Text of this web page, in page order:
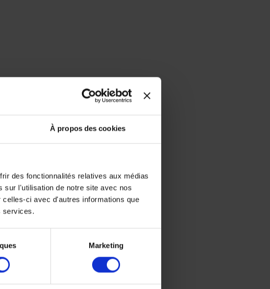
À propos des cookies
des fonctionnalités relatives aux médias
sur l'utilisation de notre site avec nos
ci avec d'autres informations que
services.
Marketing